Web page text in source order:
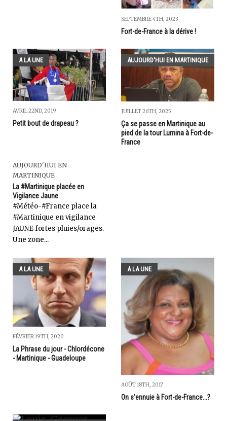
SEPTEMBRE 4TH, 2023
Fort-de-France à la dérive !
A LA UNE
AVRIL 22ND, 2019
Petit bout de drapeau ?
AUJOURD'HUI EN MARTINIQUE
JUILLET 26TH, 2025
Ça se passe en Martinique au
pied de la tour Lumina à Fort-de-
France
AUJOURD'HUI EN
MARTINIQUE
La #Martinique placée en
Vigilance Jaune
#Météo-#France place la
‪#‎Martinique‬ en vigilance
JAUNE fortes pluies/orages.
Une zone...
A LA UNE
FÉVRIER 19TH, 2020
La Phrase du jour - Chlordécone
- Martinique - Guadeloupe
A LA UNE
AOÛT 18TH, 2017
On s’ennuie à Fort-de-France...?